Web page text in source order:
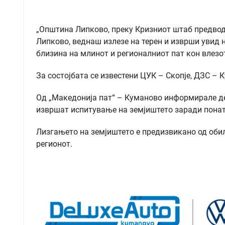
„Општина Липково, преку Кризниот штаб
Липково, веднаш излезе на терен и изврши увид
близина на млинот и регионалниот пат кон
За состојбата се известени ЦУК – Скопје, ДЗС
Од „Македонија пат“ – Куманово информирале
извршат испитување на земјиштето заради
Лизгањето на земјиштето е предизвикано од
регионот.